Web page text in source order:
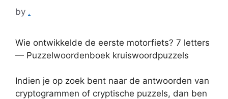
by .
Wie ontwikkelde de eerste motorfiets? 7 letters
— Puzzelwoordenboek kruiswoordpuzzels
Indien je op zoek bent naar de antwoorden van
cryptogrammen of cryptische puzzels, dan ben